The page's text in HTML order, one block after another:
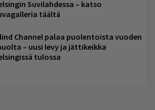
Suvilahdessa – katso
täältä
Channel palaa puolentoista vuoden
– uusi levy ja jättikeikka
tulossa